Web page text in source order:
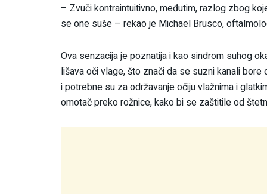
– Zvuči kontraintuitivno, međutim, razlog zbog
se one suše – rekao je Michael Brusco,
Ova senzacija je poznatija i kao sindrom suhog
lišava oči vlage, što znači da se suzni kanali
i potrebne su za održavanje očiju vlažnima i
omotač preko rožnice, kako bi se zaštitile od